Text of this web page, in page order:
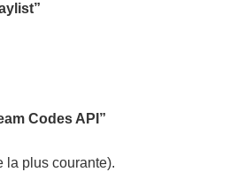
Codes API”
la plus courante).